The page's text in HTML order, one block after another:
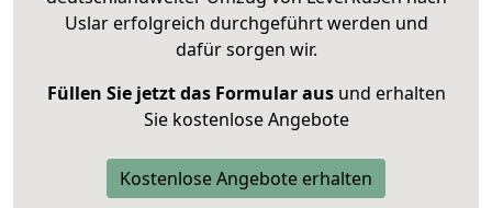
Uslar erfolgreich durchgeführt werden und
dafür sorgen wir.
Füllen Sie jetzt das Formular ausund erhalten
Sie kostenlose Angebote
Kostenlose Angebote erhalten